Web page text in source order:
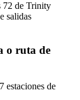
72 de Trinity
salidas
o ruta de
estaciones de